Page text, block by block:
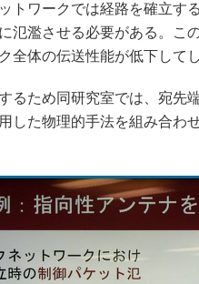
トワークでは経路を確立す
氾濫させる必要がある。こ
全体の伝送性能が低下して
るため同研究室では、宛先
した物理的手法を組み合わ